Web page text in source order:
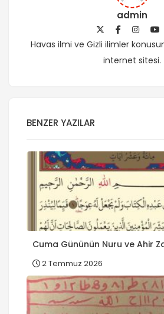
admin
Havas ilmi ve Gizli ilimler
internet sitesi.
BENZER YAZILAR
Cuma Gününün Nuru ve Ahir
2 Temmuz 2026